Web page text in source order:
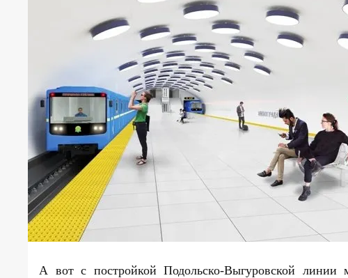
А вот с постройкой Подольско-Выгуровской